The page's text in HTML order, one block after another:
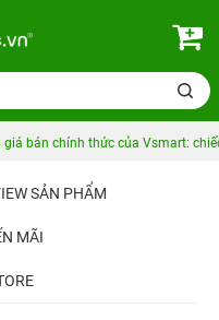
giá bán chính thức của Vsmart:
SẢN PHẨM
MÃI